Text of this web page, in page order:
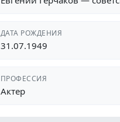
ДАТА РОЖДЕНИЯ
31.07.1949
ПРОФЕССИЯ
Актер